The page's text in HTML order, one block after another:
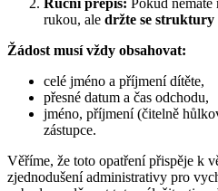
rukou, ale držte se struktury
Žádost musí vždy obsahovat:
celé jméno a příjmení dítěte,
přesné datum a čas odchodu,
jméno, příjmení (čitelně
zástupce.
Věříme, že toto opatření přispěje k
zjednodušení administrativy pro